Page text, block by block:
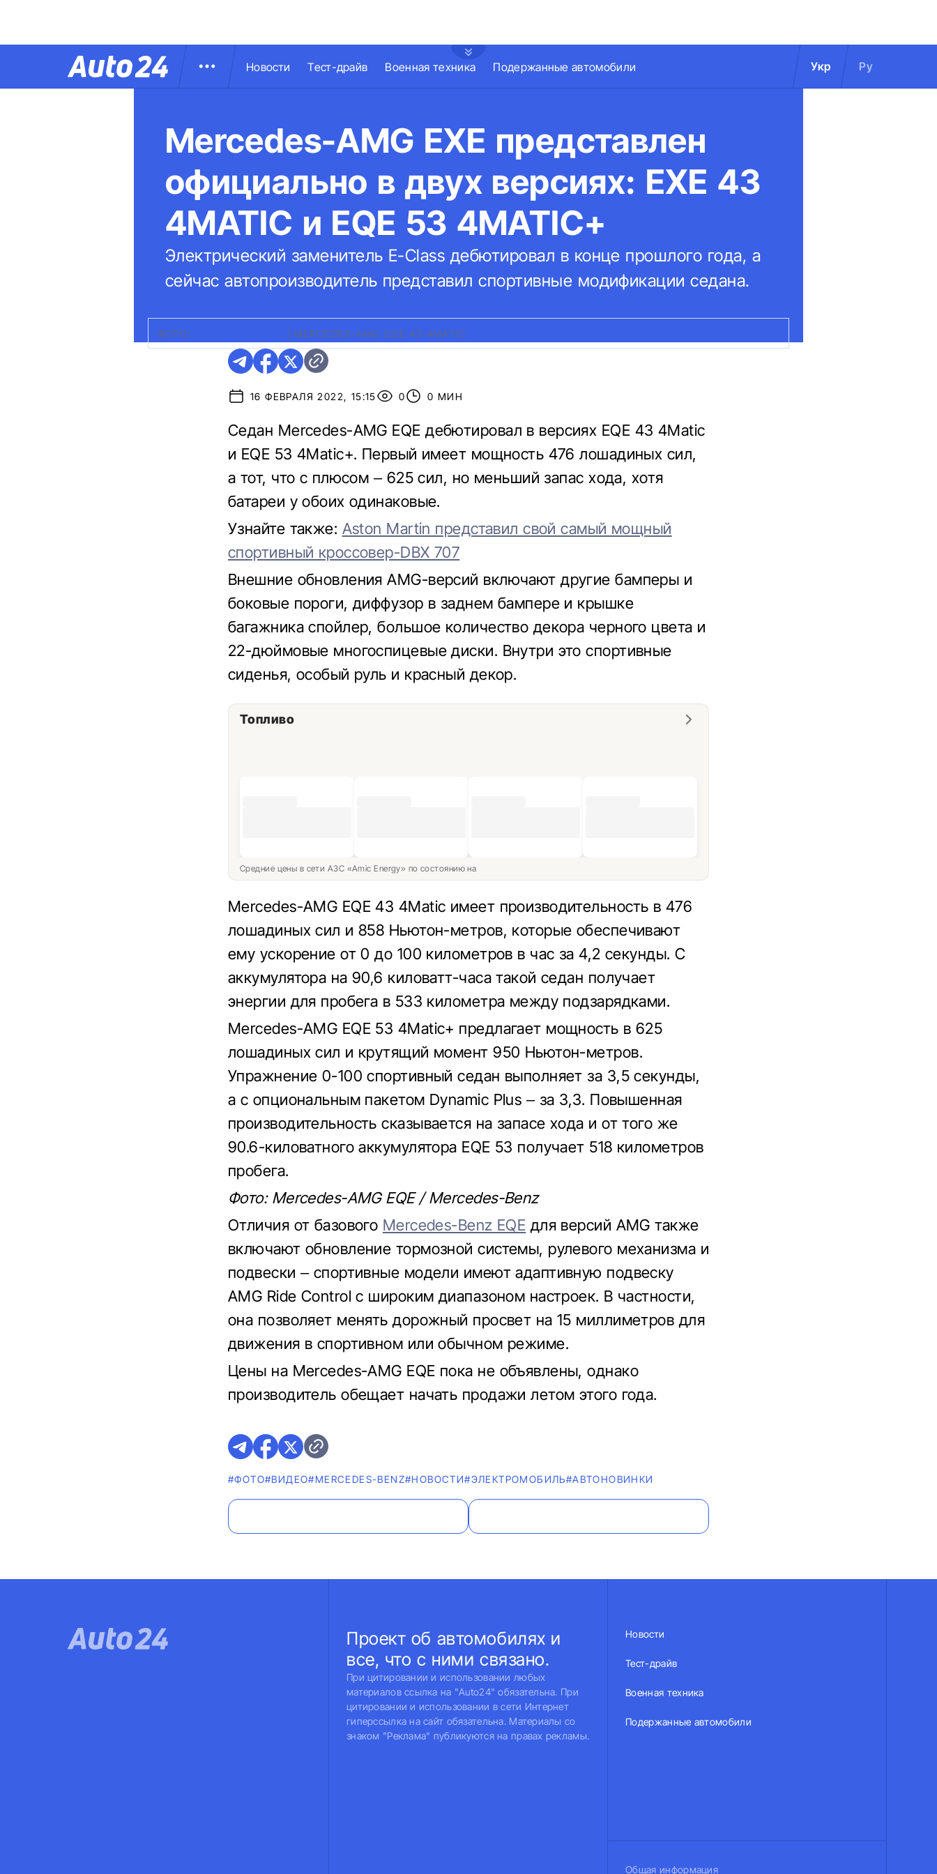
Новости Тест-драйв Военная техника Подержанные автомобили Укр Ру
Mercedes-AMG EXE представлен
официально в двух версиях: EXE 43
4MATIC и EQE 53 4MATIC+
Электрический заменитель E-Class дебютировал в конце прошлого года, а
сейчас автопроизводитель представил спортивные модификации седана.
ФОТО: MERCEDES-AMG EQE 43 4MATIC
16 ФЕВРАЛЯ 2022, 15:15 0 0 МИН
Седан Mercedes-AMG EQE дебютировал в версиях EQE 43 4Matic
и EQE 53 4Matic+. Первый имеет мощность 476 лошадиных сил,
а тот, что с плюсом – 625 сил, но меньший запас хода, хотя
батареи у обоих одинаковые.
Узнайте также: Aston Martin представил свой самый мощный
спортивный кроссовер-DBX 707
Внешние обновления AMG-версий включают другие бамперы и
боковые пороги, диффузор в заднем бампере и крышке
багажника спойлер, большое количество декора черного цвета и
22-дюймовые многоспицевые диски. Внутри это спортивные
сиденья, особый руль и красный декор.
Топливо
Средние цены в сети АЗС «Amic Energy» по состоянию на
Mercedes-AMG EQE 43 4Matic имеет производительность в 476
лошадиных сил и 858 Ньютон-метров, которые обеспечивают
ему ускорение от 0 до 100 километров в час за 4,2 секунды. С
аккумулятора на 90,6 киловатт-часа такой седан получает
энергии для пробега в 533 километра между подзарядками.
Mercedes-AMG EQE 53 4Matic+ предлагает мощность в 625
лошадиных сил и крутящий момент 950 Ньютон-метров.
Упражнение 0-100 спортивный седан выполняет за 3,5 секунды,
а с опциональным пакетом Dynamic Plus – за 3,3. Повышенная
производительность сказывается на запасе хода и от того же
90.6-киловатного аккумулятора EQE 53 получает 518 километров
пробега.
Фото: Mercedes-AMG EQE / Mercedes-Benz
Отличия от базового Mercedes-Benz EQE для версий AMG также
включают обновление тормозной системы, рулевого механизма и
подвески – спортивные модели имеют адаптивную подвеску
AMG Ride Control с широким диапазоном настроек. В частности,
она позволяет менять дорожный просвет на 15 миллиметров для
движения в спортивном или обычном режиме.
Цены на Mercedes-AMG EQE пока не объявлены, однако
производитель обещает начать продажи летом этого года.
#ФОТО#ВИДЕО#MERCEDES-BENZ#НОВОСТИ#ЭЛЕКТРОМОБИЛЬ#AВТОНОВИНКИ
Проект об автомобилях и
все, что с ними связано.
При цитировании и использовании любых
материалов ссылка на "Auto24" обязательна. При
цитировании и использовании в сети Интернет
гиперссылка на сайт обязательна. Материалы со
знаком "Реклама" публикуются на правах рекламы.
Новости
Тест-драйв
Военная техника
Подержанные автомобили
Общая информация